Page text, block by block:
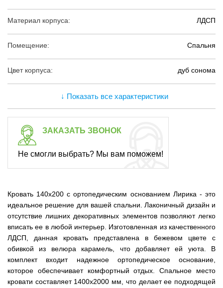
Материал корпуса: ЛДСП
Помещение: Спальня
Цвет корпуса: дуб сонома
↓ Показать все характеристики
ЗАКАЗАТЬ ЗВОНОК
Не смогли выбрать? Мы вам поможем!
Кровать 140х200 с ортопедическим основанием Лирика - это
идеальное решение для вашей спальни. Лаконичный дизайн и
отсутствие лишних декоративных элементов позволяют легко
вписать ее в любой интерьер. Изготовленная из качественного
ЛДСП, данная кровать представлена в бежевом цвете с
обивкой из велюра карамель, что добавляет ей уюта. В
комплект входит надежное ортопедическое основание,
которое обеспечивает комфортный отдых. Спальное место
кровати составляет 1400x2000 мм, что делает ее подходящей